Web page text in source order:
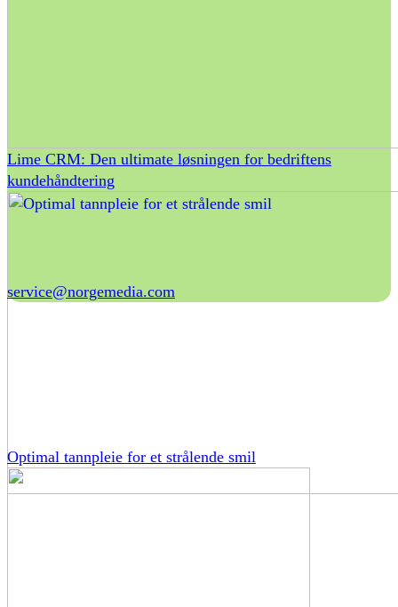
Lime CRM: Den ultimate løsningen for bedriftens
kundehåndtering
Optimal tannpleie for et strålende smil
service@norgemedia.com